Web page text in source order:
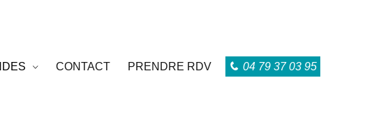
CONTACT PRENDRE RDV 04 79 37 03 95